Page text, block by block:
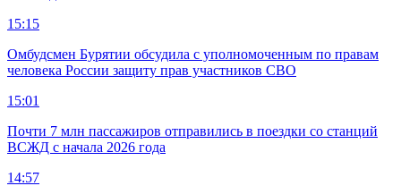
15:15
Омбудсмен Бурятии обсудила с уполномоченным по правам
человека России защиту прав участников СВО
15:01
Почти 7 млн пассажиров отправились в поездки со станций
ВСЖД с начала 2026 года
14:57